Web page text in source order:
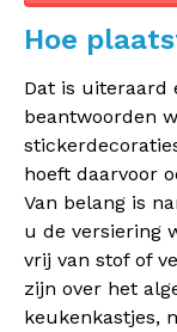
Hoe
Dat is uiteraard
beantwoorden
hoeft daarvoor
Van belang is
u de versiering
vrij van stof of
zijn over het
keukenkastjes,